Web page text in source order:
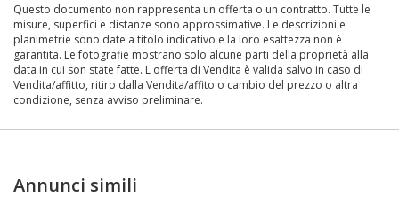
Questo documento non rappresenta un offerta o un contratto. Tutte le
misure, superfici e distanze sono approssimative. Le descrizioni e
planimetrie sono date a titolo indicativo e la loro esattezza non è
garantita. Le fotografie mostrano solo alcune parti della proprietà alla
data in cui son state fatte. L offerta di Vendita è valida salvo in caso di
Vendita/affitto, ritiro dalla Vendita/affito o cambio del prezzo o altra
condizione, senza avviso preliminare.
Annunci simili